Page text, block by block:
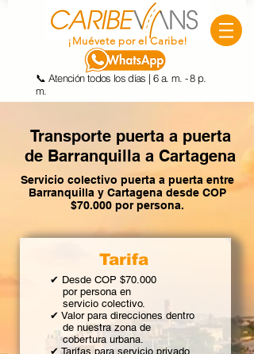
¡Muévete por el Caribe!
📞 Atención todos los días | 6 a. m. - 8 p.
m.
Transporte puerta a puerta
de Barranquilla a Cartagena
Servicio colectivo puerta a puerta entre
Barranquilla y Cartagena desde COP
$70.000 por persona.
Tarifa
✔ Desde COP $70.000
por persona en
servicio colectivo.
✔ Valor para direcciones dentro
de nuestra zona de
cobertura urbana.
✔ Tarifas para servicio privado